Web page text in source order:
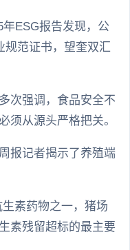
ESG报告发现，公
规范证书，望奎双汇
次强调，食品安全不
须从源头严格把关。
报记者揭示了养殖端
素药物之一，猪场
素残留超标的最主要